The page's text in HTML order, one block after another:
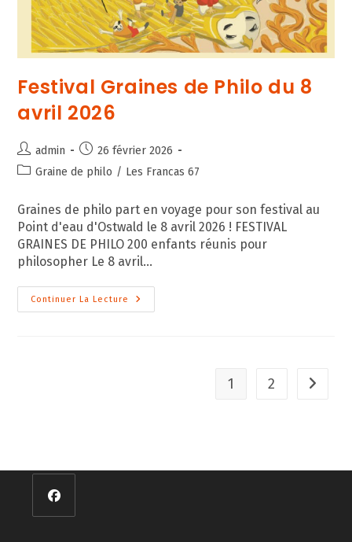
Festival Graines de Philo du 8
avril 2026
Auteur/autrice
de
admin
Publication
publiée :
26 février 2026
PostGraine de philo / Les Francas 67
Graines de philo part en voyage pour son festival au
Point d'eau d'Ostwald le 8 avril 2026 ! FESTIVAL
GRAINES DE PHILO 200 enfants réunis pour
philosopher Le 8 avril…
Continuer La Lecture
Festival
Graines
1 2 Aller à